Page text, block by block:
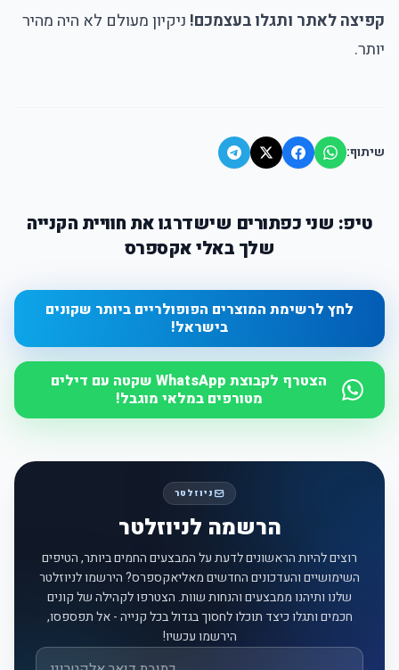
קפיצה לאתר ותגלו בעצמכם! ניקיון מעולם לא היה מהיר
יותר.
שיתוף:
טיפ: שני כפתורים שישדרגו את חוויית הקנייה
שלך באלי אקספרס
לחץ לרשימת המוצרים הפופולריים ביותר שקונים
בישראל!
הצטרף לקבוצת WhatsApp שקטה עם דילים
מטורפים במלאי מוגבל!
ניוזלטר
הרשמה לניוזלטר
רוצים להיות הראשונים לדעת על המבצעים החמים ביותר, הטיפים
השימושיים והעדכונים החדשים מאליאקספרס? הירשמו לניוזלטר
שלנו ותיהנו ממבצעים והנחות שוות. הצטרפו לקהילה של קונים
חכמים ותגלו כיצד תוכלו לחסוך בגדול בכל קנייה - אל תפספסו,
הירשמו עכשיו!
אימייל